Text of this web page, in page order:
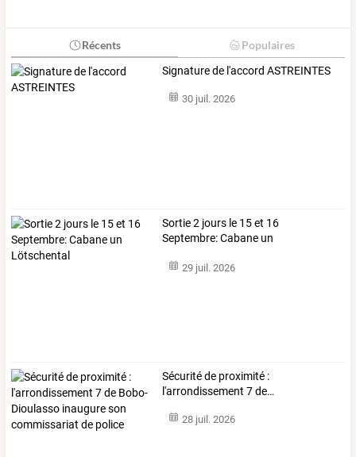
Récents Populaires
Signature de l'accord ASTREINTES
30 juil. 2026
Sortie 2 jours le 15 et 16
Septembre: Cabane un
29 juil. 2026
Sécuritéde proximité :
l'arrondissement 7de…
28 juil. 2026